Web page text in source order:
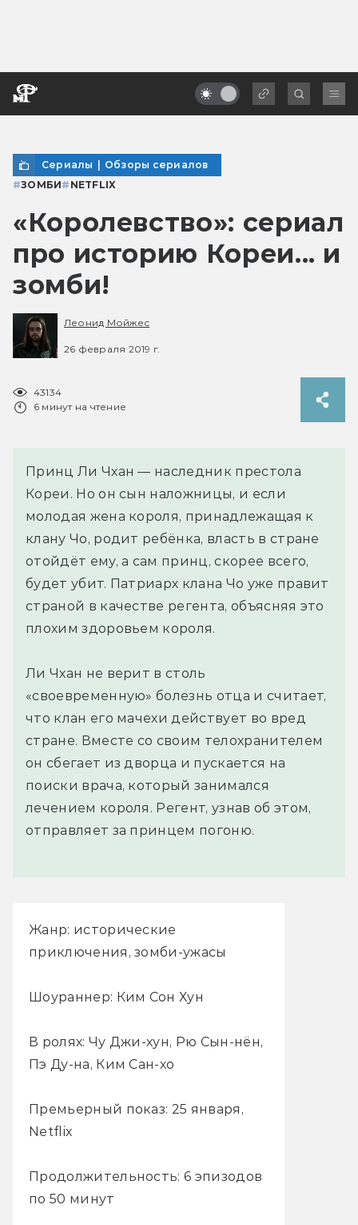
Сериалы | Обзоры сериалов
#ЗОМБИ# NETFLIX
«Королевство»: сериал
про историю Кореи... и
зомби!
Леонид Мойжес
26 февраля 2019 г.
43134
6 минут на чтение
Принц Ли Чхан — наследник престола
Кореи. Но он сын наложницы, и если
молодая жена короля, принадлежащая к
клану Чо, родит ребёнка, власть в стране
отойдёт ему, а сам принц, скорее всего,
будет убит. Патриарх клана Чо уже правит
страной в качестве регента, объясняя это
плохим здоровьем короля.
Ли Чхан не верит в столь
«своевременную» болезнь отца и считает,
что клан его мачехи действует во вред
стране. Вместе со своим телохранителем
он сбегает из дворца и пускается на
поиски врача, который занимался
лечением короля. Регент, узнав об этом,
отправляет за принцем погоню.
Жанр: исторические
приключения, зомби-ужасы
Шоураннер: Ким Сон Хун
В ролях: Чу Джи-хун, Рю Сын-нён,
Пэ Ду-на, Ким Сан-хо
Премьерный показ: 25 января,
Netflix
Продолжительность: 6 эпизодов
по 50 минут